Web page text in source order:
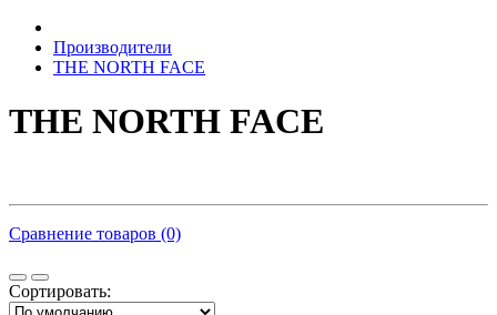
Производители
THE NORTH FACE
THE NORTH FACE
Сравнение товаров (0)
Сортировать: